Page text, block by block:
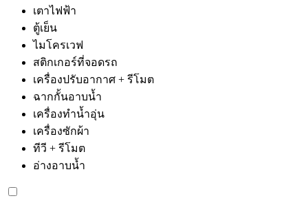
เตาไฟฟ้า
ตู้เย็น
ไมโครเวฟ
สติกเกอร์ที่จอดรถ
เครื่องปรับอากาศ + รีโมต
ฉากกั้นอาบน้ำ
เครื่องทำน้ำอุ่น
เครื่องซักผ้า
ทีวี + รีโมต
อ่างอาบน้ำ